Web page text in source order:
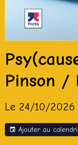
Pinson /
Le 24/10/2026
Ajouter au